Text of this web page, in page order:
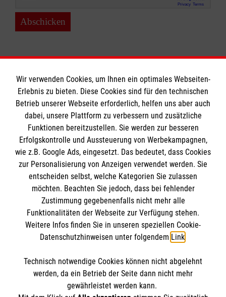
Abschicken
Informationen
Impressum
Datenschutz
Kontakt
Die Malteser
Malteser in Deutschland
Malteserorden
Sharepoint
Spendenkonto
Bank: Pax-Bank eG
IBAN: DE83370601201201225082
So finden Sie uns
Wir verwenden Cookies, um Ihnen ein optimales Webseiten-
Erlebnis zu bieten. Diese Cookies sind für den technischen
Betrieb unserer Webseite erforderlich, helfen uns aber auch
dabei, unsere Plattform zu verbessern und zusätzliche
Funktionen bereitzustellen. Sie werden zur besseren
Erfolgskontrolle und Aussteuerung von Werbekampagnen,
wie z.B. Google Ads, eingesetzt. Das bedeutet, dass Cookies
zur Personalisierung von Anzeigen verwendet werden. Sie
entscheiden selbst, welche Kategorien Sie zulassen
möchten. Beachten Sie jedoch, dass bei fehlender
Zustimmung gegebenenfalls nicht mehr alle
Funktionalitäten der Webseite zur Verfügung stehen.
Weitere Infos finden Sie in unseren speziellen Cookie-
Datenschutzhinweisen unter folgendem Link.
Technisch notwendige Cookies können nicht abgelehnt
werden, da ein Betrieb der Seite dann nicht mehr
gewährleistet werden kann.